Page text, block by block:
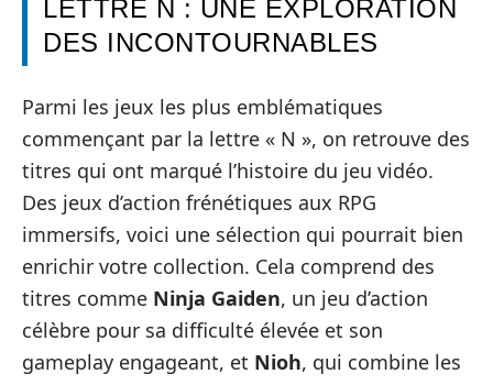
LETTRE N : UNE EXPLORATION
DES INCONTOURNABLES
Parmi les jeux les plus emblématiques
commençant par la lettre « N », on retrouve des
titres qui ont marqué l’histoire du jeu vidéo.
Des jeux d’action frénétiques aux RPG
immersifs, voici une sélection qui pourrait bien
enrichir votre collection. Cela comprend des
titres comme Ninja Gaiden, un jeu d’action
célèbre pour sa difficulté élevée et son
gameplay engageant, et Nioh, qui combine les